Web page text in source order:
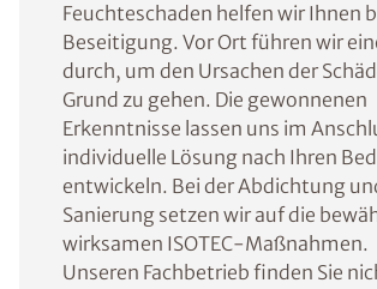
Feuchteschaden helfen wir Ihnen
Beseitigung. Vor Ort führen wir
durch, um den Ursachen der
Grund zu gehen. Die gewonnenen
Erkenntnisse lassen uns im
individuelle Lösung nach Ihren
entwickeln. Bei der Abdichtung
Sanierung setzen wir auf die
wirksamen ISOTEC-Maßnahmen.
Unseren Fachbetrieb finden Sie